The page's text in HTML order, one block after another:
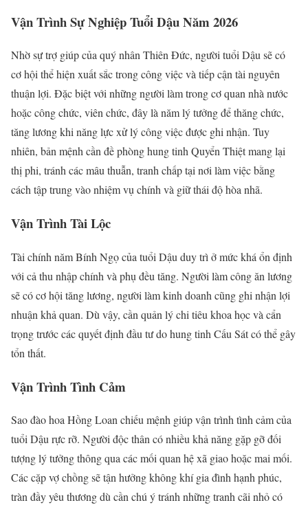
Vận Trình Sự Nghiệp Tuổi Dậu Năm 2026
Nhờ sự trợ giúp của quý nhân Thiên Đức, người tuổi Dậu sẽ có
cơ hội thể hiện xuất sắc trong công việc và tiếp cận tài nguyên
thuận lợi. Đặc biệt với những người làm trong cơ quan nhà nước
hoặc công chức, viên chức, đây là năm lý tưởng để thăng chức,
tăng lương khi năng lực xử lý công việc được ghi nhận. Tuy
nhiên, bản mệnh cần đề phòng hung tinh Quyển Thiệt mang lại
thị phi, tránh các mâu thuẫn, tranh chấp tại nơi làm việc bằng
cách tập trung vào nhiệm vụ chính và giữ thái độ hòa nhã.
Vận Trình Tài Lộc
Tài chính năm Bính Ngọ của tuổi Dậu duy trì ở mức khá ổn định
với cả thu nhập chính và phụ đều tăng. Người làm công ăn lương
sẽ có cơ hội tăng lương, người làm kinh doanh cũng ghi nhận lợi
nhuận khả quan. Dù vậy, cần quản lý chi tiêu khoa học và cẩn
trọng trước các quyết định đầu tư do hung tinh Cấu Sát có thể gây
tổn thất.
Vận Trình Tình Cảm
Sao đào hoa Hồng Loan chiếu mệnh giúp vận trình tình cảm của
tuổi Dậu rực rỡ. Người độc thân có nhiều khả năng gặp gỡ đối
tượng lý tưởng thông qua các mối quan hệ xã giao hoặc mai mối.
Các cặp vợ chồng sẽ tận hưởng không khí gia đình hạnh phúc,
tràn đầy yêu thương dù cần chú ý tránh những tranh cãi nhỏ có